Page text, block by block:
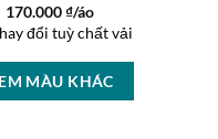
170.000₫/áo
đổi tuỳ chất vải
MÀU KHÁC